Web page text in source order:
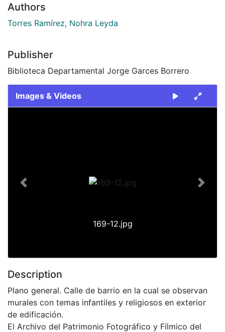
Authors
Torres Ramírez, Nohra Leyda
Publisher
Biblioteca Departamental Jorge Garces Borrero
Images & Videos
169-12.jpg
Previous Next
Description
Plano general. Calle de barrio en la cual se observan
murales con temas infantiles y religiosos en exterior
de edificación.
El Archivo del Patrimonio Fotográfico y Fílmico del